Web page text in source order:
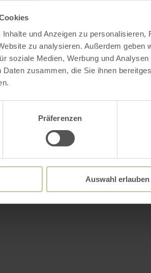
und Anzeigen zu
zu analysieren. Außerdem geben
soziale Medien, Werbung und
zusammen, die Sie ihnen
Präferenzen
Auswahl erlauben